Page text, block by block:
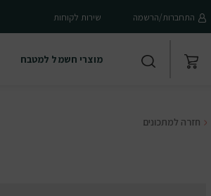
התחברות/הרשמה שירות לקוחות
מוצרי חשמל למטבח
חזרה למתכונים